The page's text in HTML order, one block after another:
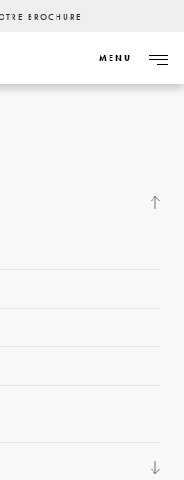
BROCHURE
MENU